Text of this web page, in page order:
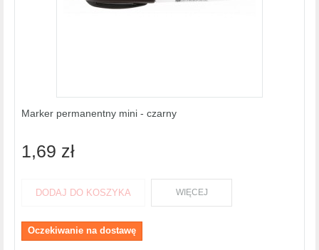
Marker permanentny mini - czarny
1,69 zł
DODAJ DO KOSZYKA WIĘCEJ
Oczekiwanie na dostawę